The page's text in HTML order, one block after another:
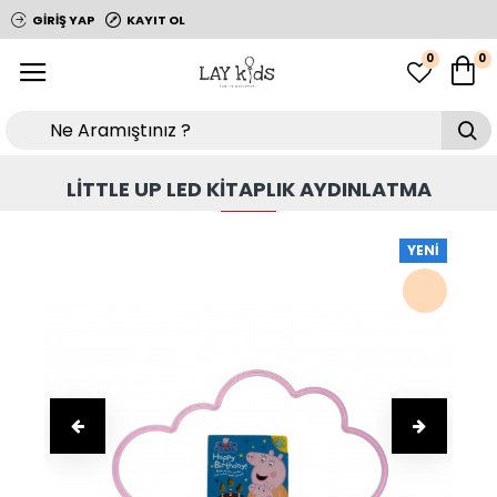
GIRIŞ YAP KAYIT OL
0 0
LITTLE UP LED KITAPLIK AYDINLATMA
YENI